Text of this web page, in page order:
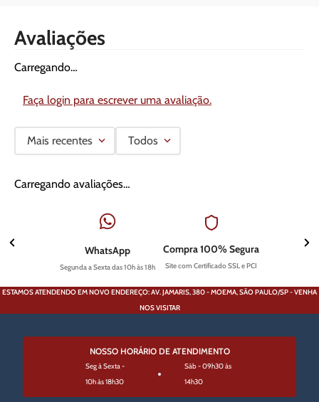
Avaliações
Carregando…
Faça login para escrever uma avaliação.
Mais recentes Todos
Carregando avaliações…
WhatsApp
Segunda a Sexta das 10h às 18h
Compra 100% Segura
Site com Certificado SSL e PCI
ESTAMOS ATENDENDO EM NOVO ENDEREÇO: AV. JAMARIS, 380 - MOEMA, SÃO PAULO/SP - VENHA
NOS VISITAR
NOSSO HORÁRIO DE ATENDIMENTO
Seg à Sexta -
10h às 18h30
Sáb - 09h30 às
14h30